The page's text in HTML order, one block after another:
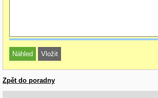
Zpět do poradny